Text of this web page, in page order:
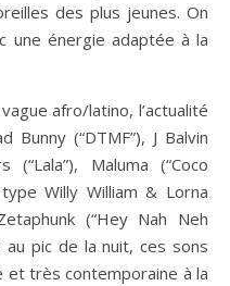
des plus jeunes. On
une énergie adaptée à la
afro/latino, l’actualité
(“DTMF”), J Balvin
Maluma (“Coco
Willy William & Lorna
(“Hey Nah Neh
au pic de la nuit, ces sons
et très contemporaine à la